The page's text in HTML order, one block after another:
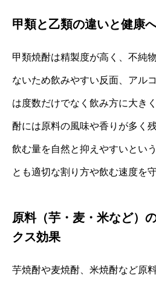
甲類と乙類の違いと健康
甲類焼酎は精製度が高く、不純
ないため飲みやすい反面、アル
は度数だけでなく飲み方に大き
酎には原料の風味や香りが多く
飲む量を自然と抑えやすいとい
とも適切な割り方や飲む速度を
原料（芋・麦・米など）
クス効果
芋焼酎や麦焼酎、米焼酎など原